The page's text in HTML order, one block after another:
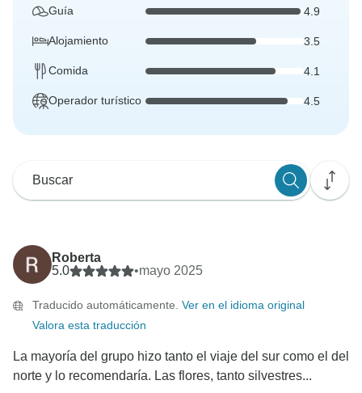
Guía 4.9
Alojamiento 3.5
Comida 4.1
Operador turístico 4.5
Roberta
5.0
•mayo 2025
Traducido automáticamente. Ver en el idioma original
Valora esta traducción
La mayoría del grupo hizo tanto el viaje del sur como el del
norte y lo recomendaría. Las flores, tanto silvestres...